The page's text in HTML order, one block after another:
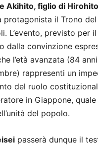
Akihito, figlio di Hirohito
protagonista il Trono
L’evento, previsto per
dalla convinzione
l’età avanzata (84
rappresenti un
del ruolo
in Giappone,
del popolo.
passerà dunque il